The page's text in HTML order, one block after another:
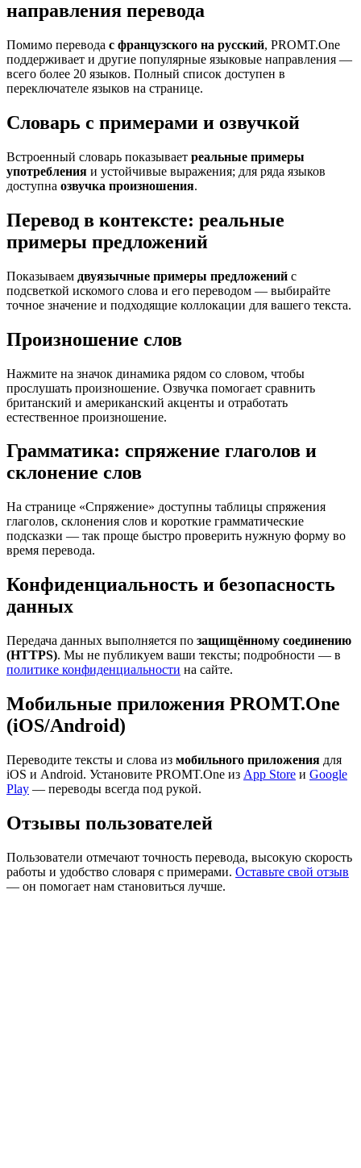
направления перевода
Помимо перевода с французского на русский, PROMT.One
поддерживает и другие популярные языковые направления —
всего более 20 языков. Полный список доступен в
переключателе языков на странице.
Словарь с примерами и озвучкой
Встроенный словарь показывает реальные примеры
употребления и устойчивые выражения; для ряда языков
доступна озвучка произношения.
Перевод в контексте: реальные
примеры предложений
Показываем двуязычные примеры предложений с
подсветкой искомого слова и его переводом — выбирайте
точное значение и подходящие коллокации для вашего текста.
Произношение слов
Нажмите на значок динамика рядом со словом, чтобы
прослушать произношение. Озвучка помогает сравнить
британский и американский акценты и отработать
естественное произношение.
Грамматика: спряжение глаголов и
склонение слов
На странице «Спряжение» доступны таблицы спряжения
глаголов, склонения слов и короткие грамматические
подсказки — так проще быстро проверить нужную форму во
время перевода.
Конфиденциальность и безопасность
данных
Передача данных выполняется по защищённому соединению
(HTTPS). Мы не публикуем ваши тексты; подробности — в
политике конфиденциальности на сайте.
Мобильные приложения PROMT.One
(iOS/Android)
Переводите тексты и слова из мобильного приложения для
iOS и Android. Установите PROMT.One из App Store и Google
Play — переводы всегда под рукой.
Отзывы пользователей
Пользователи отмечают точность перевода, высокую скорость
работы и удобство словаря с примерами. Оставьте свой отзыв
— он помогает нам становиться лучше.